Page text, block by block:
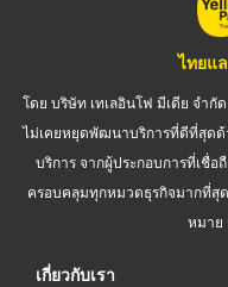
ไทยแ
โดย บริษัท เทเลอินโฟ มีเดีย จำกั
ไม่เคยหยุดพัฒนาบริการที่ดีที่สุดด้
บริการ จากผู้ประกอบการที่เชื่
ครอบคลุมทุกหมวดธุรกิจมากที่สุ
หมาย
เกี่ยวกับเรา